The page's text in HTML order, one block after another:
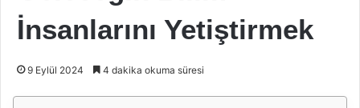
İnsanlarını Yetiştirmek
9 Eylül 2024 4 dakika okuma süresi